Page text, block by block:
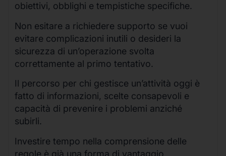
obiettivi, obblighi e tempistiche specifiche.
Non esitare a richiedere supporto se vuoi
evitare complicazioni inutili o desideri la
sicurezza di un’operazione svolta
correttamente al primo tentativo.
Il percorso per chi gestisce un’attività oggi è
fatto di informazioni, scelte consapevoli e
capacità di prevenire i problemi anziché
subirli.
Investire tempo nella comprensione delle
regole è già una forma di vantaggio